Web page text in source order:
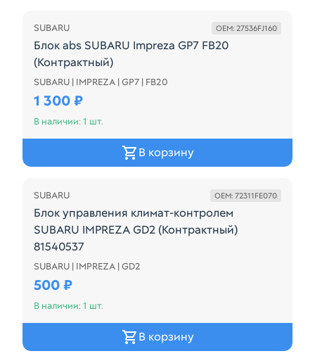
SUBARU OEM: 27536FJ160
Блок abs SUBARU Impreza GP7 FB20
(Контрактный)
Блок abs (Контрактный) Производитель: SUBARU
SUBARU | IMPREZA | GP7 | FB20
1 300 ₽
В наличии: 1 шт.
В корзину
SUBARU OEM: 72311FE070
Блок управления климат-контролем
SUBARU IMPREZA GD2 (Контрактный)
81540537
72311FE070
SUBARU | IMPREZA | GD2
500 ₽
В наличии: 1 шт.
В корзину